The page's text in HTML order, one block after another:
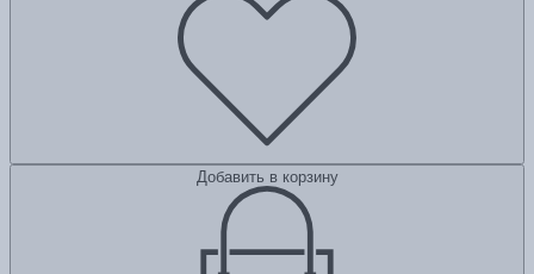
Добавить в корзину